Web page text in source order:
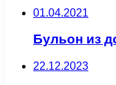
01.04.2021
Бульон из
22.12.2023